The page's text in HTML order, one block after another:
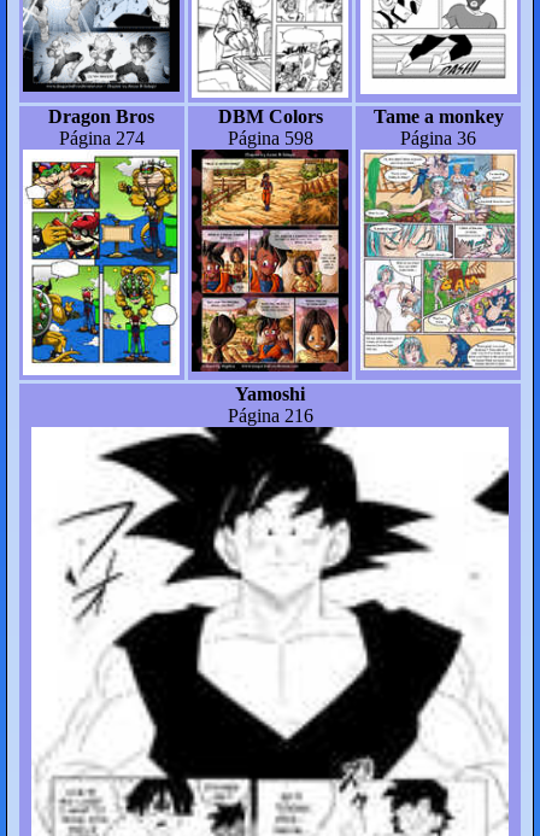
Dragon Bros
Página 274
DBM Colors
Página 598
Tame a monkey
Página 36
Yamoshi
Página 216